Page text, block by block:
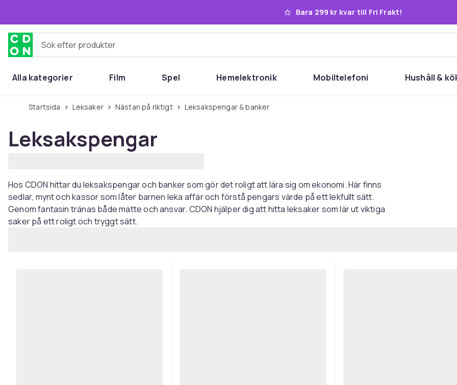
Bara 299 kr kvar till Fri Frakt!
Sök efter produkter
Alla kategorier Film Spel Hemelektronik Mobiltelefoni Hushåll &
Startsida Leksaker Nästan på riktigt Leksakspengar & banker
Leksakspengar
Hos CDON hittar du leksakspengar och banker som gör det roligt att lära sig om ekonomi. Här finns
sedlar, mynt och kassor som låter barnen leka affär och förstå pengars värde på ett lekfullt sätt.
Genom fantasin tränas både matte och ansvar. CDON hjälper dig att hitta leksaker som lär ut viktiga
saker på ett roligt och tryggt sätt.